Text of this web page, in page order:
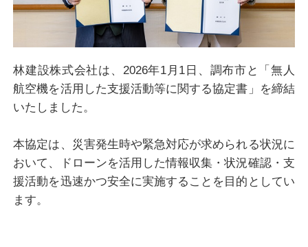
林建設株式会社は、2026年1月1日、調布市と「無人
航空機を活用した支援活動等に関する協定書」を締結
いたしました。
本協定は、災害発生時や緊急対応が求められる状況に
おいて、ドローンを活用した情報収集・状況確認・支
援活動を迅速かつ安全に実施することを目的としてい
ます。